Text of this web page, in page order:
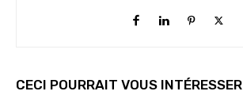
CECI POURRAIT VOUS INTÉRESSER